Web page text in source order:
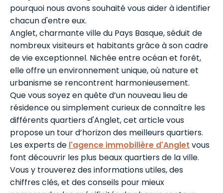
pourquoi nous avons souhaité vous aider à identifier
chacun d'entre eux.
Anglet, charmante ville du Pays Basque, séduit de
nombreux visiteurs et habitants grâce à son cadre
de vie exceptionnel. Nichée entre océan et forêt,
elle offre un environnement unique, où nature et
urbanisme se rencontrent harmonieusement.
Que vous soyez en quête d’un nouveau lieu de
résidence ou simplement curieux de connaître les
différents quartiers d'Anglet, cet article vous
propose un tour d’horizon des meilleurs quartiers.
Les experts de l'agence immobilière d'Anglet vous
font découvrir les plus beaux quartiers de la ville.
Vous y trouverez des informations utiles, des
chiffres clés, et des conseils pour mieux